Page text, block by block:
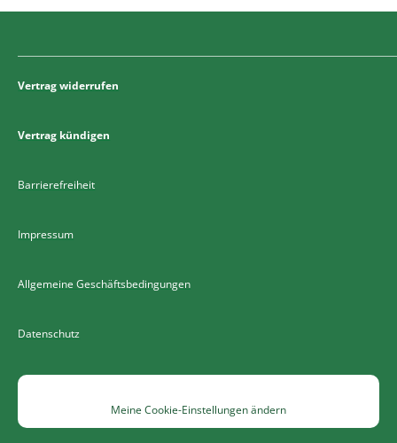
Vertrag widerrufen
Vertrag kündigen
Barrierefreiheit
Impressum
Allgemeine Geschäftsbedingungen
Datenschutz
Meine Cookie-Einstellungen ändern